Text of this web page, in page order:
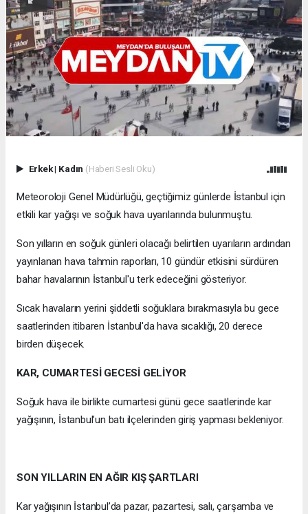
Erkek| Kadın (Haberi Sesli Oku)
Meteoroloji Genel Müdürlüğü, geçtiğimiz günlerde İstanbul için
etkili kar yağışı ve soğuk hava uyarılarında bulunmuştu.
Son yılların en soğuk günleri olacağı belirtilen uyarıların ardından
yayınlanan hava tahmin raporları, 10 gündür etkisini sürdüren
bahar havalarının İstanbul'u terk edeceğini gösteriyor.
Sıcak havaların yerini şiddetli soğuklara bırakmasıyla bu gece
saatlerinden itibaren İstanbul'da hava sıcaklığı, 20 derece
birden düşecek.
KAR, CUMARTESİ GECESİ GELİYOR
Soğuk hava ile birlikte cumartesi günü gece saatlerinde kar
yağışının, İstanbul’un batı ilçelerinden giriş yapması bekleniyor.
SON YILLARIN EN AĞIR KIŞ ŞARTLARI
Kar yağışının İstanbul’da pazar, pazartesi, salı, çarşamba ve